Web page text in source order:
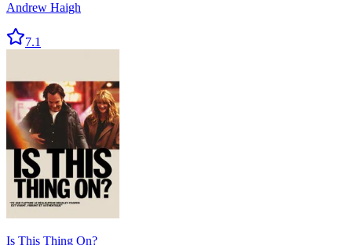
Andrew Haigh
7.1
Is This Thing On?